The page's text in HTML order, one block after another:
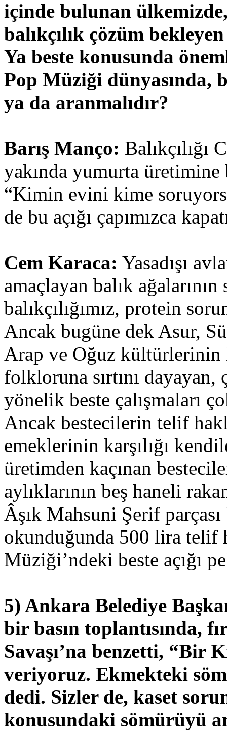
içinde bulunan
balıkçılık çözüm
Ya beste konusunda
Pop Müziği dünyasında,
ya da aranmalıdır?
Barış Manço: Balıkçılığı
yakında yumurta üretimine
“Kimin evini kime
de bu açığı çapımızca
Cem Karaca: Yasadışı
amaçlayan balık
balıkçılığımız, protein
Ancak bugüne dek Asur,
Arap ve Oğuz kültürlerinin
folkloruna sırtını
yönelik beste çalışmaları
Ancak bestecilerin telif
emeklerinin karşılığı
üretimden kaçınan
aylıklarının beş haneli
Âşık Mahsuni Şerif
okunduğunda 500 lira telif
Müziği’ndeki beste açığı
5) Ankara Belediye
bir basın toplantısında,
Savaşı’na benzetti, “Bir
veriyoruz. Ekmekteki
dedi. Sizler de, kaset
konusundaki sömürüyü